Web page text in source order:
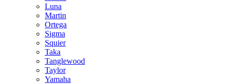
Luna
Martin
Ortega
Sigma
Squier
Taka
Tanglewood
Taylor
Yamaha